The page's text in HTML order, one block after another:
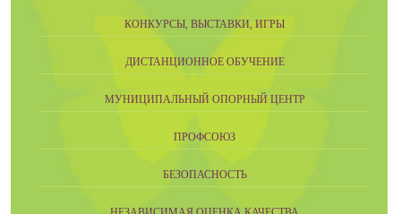
КОНКУРСЫ, ВЫСТАВКИ, ИГРЫ
ДИСТАНЦИОННОЕ ОБУЧЕНИЕ
МУНИЦИПАЛЬНЫЙ ОПОРНЫЙ ЦЕНТР
ПРОФСОЮЗ
БЕЗОПАСНОСТЬ